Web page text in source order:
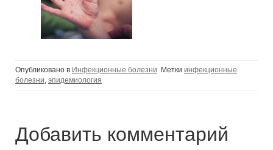
Опубликовано в Инфекционные болезни Метки инфекционные
болезни эпидемиология
Добавить комментарий